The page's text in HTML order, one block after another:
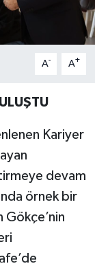
A- A+
Kariyer
devam
örnek bir
Gökçe’nin